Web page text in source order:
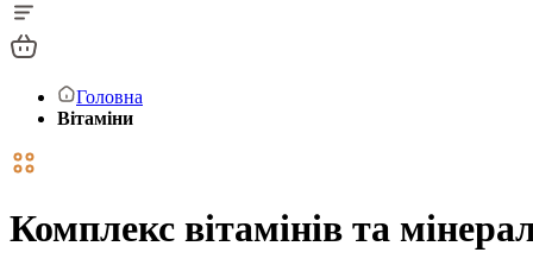
Головна
Вітаміни
Комплекс вітамінів та